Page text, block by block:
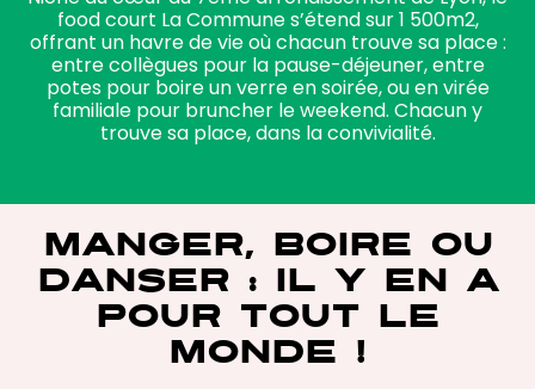
food court La Commune s’étend sur 1 500m2,
offrant un havre de vie où chacun trouve sa place :
entre collègues pour la pause-déjeuner, entre
potes pour boire un verre en soirée, ou en virée
familiale pour bruncher le weekend. Chacun y
trouve sa place, dans la convivialité.
MANGER, BOIRE OU
DANSER : IL Y EN A
POUR TOUT LE
MONDE !